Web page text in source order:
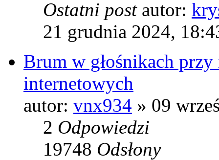
Ostatni post autor:
21 grudnia 2024,
Brum w głośnikach
internetowych
autor: vnx934 » 09
2 Odpowiedzi
19748 Odsłony